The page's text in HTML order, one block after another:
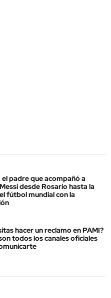
padre que acompañó a
desde Rosario hasta la
fútbol mundial con la
hacer un reclamo en PAMI?
todos los canales oficiales